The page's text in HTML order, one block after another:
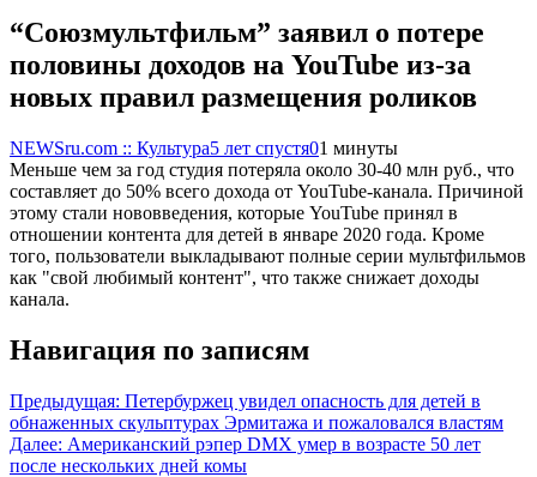
“Союзмультфильм” заявил о потере
половины доходов на YouTube из-за
новых правил размещения роликов
NEWSru.com :: Культура5 лет спустя01 минуты
Меньше чем за год студия потеряла около 30-40 млн руб., что
составляет до 50% всего дохода от YouTube-канала. Причиной
этому стали нововведения, которые YouTube принял в
отношении контента для детей в январе 2020 года. Кроме
того, пользователи выкладывают полные серии мультфильмов
как "свой любимый контент", что также снижает доходы
канала.
Навигация по записям
Предыдущая: Петербуржец увидел опасность для детей в
обнаженных скульптурах Эрмитажа и пожаловался властям
Далее: Американский рэпер DMX умер в возрасте 50 лет
после нескольких дней комы